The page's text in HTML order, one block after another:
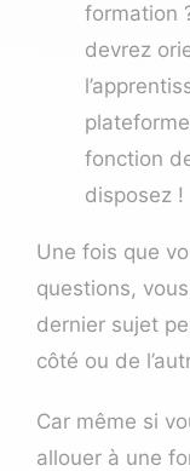
formation
devrez
fonction
disposez !
Une fois que
questions,
dernier sujet
côté ou de
Car même si
allouer à une